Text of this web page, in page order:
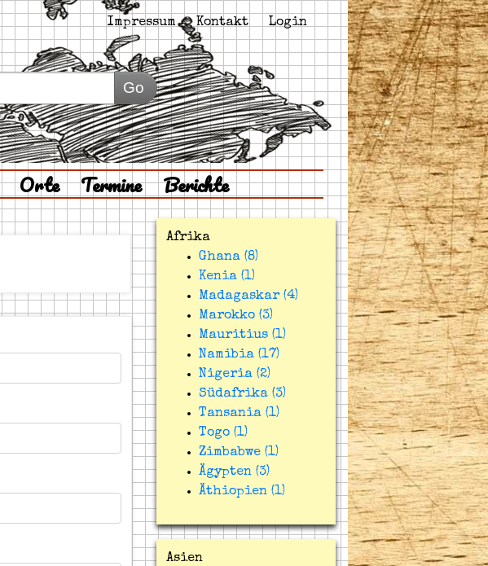
Impressum Kontakt Login
Go
Orte Termine Berichte
Afrika
Ghana (8)
Kenia (1)
Madagaskar (4)
Marokko (3)
Mauritius (1)
Namibia (17)
Nigeria (2)
Südafrika (3)
Tansania (1)
Togo (1)
Zimbabwe (1)
Ägypten (3)
Äthiopien (1)
Asien